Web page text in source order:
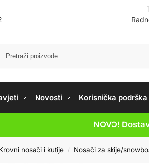
Novosti Korisnička podrška
NOVO!
Krovni nosači i kutije / Nosači za skije/